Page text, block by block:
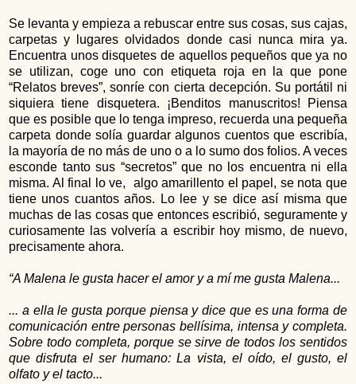
Se levanta y empieza a rebuscar entre sus cosas, sus cajas,
carpetas y lugares olvidados donde casi nunca mira ya.
Encuentra unos disquetes de aquellos pequeños que ya no
se utilizan, coge uno con etiqueta roja en la que pone
“Relatos breves”, sonríe con cierta decepción. Su portátil ni
siquiera tiene disquetera. ¡Benditos manuscritos! Piensa
que es posible que lo tenga impreso, recuerda una pequeña
carpeta donde solía guardar algunos cuentos que escribía,
la mayoría de no más de uno o a lo sumo dos folios. A veces
esconde tanto sus “secretos” que no los encuentra ni ella
misma. Al final lo ve, algo amarillento el papel, se nota que
tiene unos cuantos años. Lo lee y se dice así misma que
muchas de las cosas que entonces escribió, seguramente y
curiosamente las volvería a escribir hoy mismo, de nuevo,
precisamente ahora.
“A Malena le gusta hacer el amor y a mí me gusta Malena...
... a ella le gusta porque piensa y dice que es una forma de
comunicación entre personas bellísima, intensa y completa.
Sobre todo completa, porque se sirve de todos los sentidos
que disfruta el ser humano: La vista, el oído, el gusto, el
olfato y el tacto...